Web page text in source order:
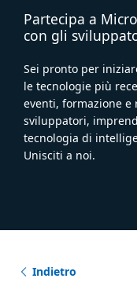
Partecipa a
con gli
Sei pronto per
le tecnologie più
eventi, formazione
sviluppatori,
tecnologia di
Unisciti a noi.
Indietro